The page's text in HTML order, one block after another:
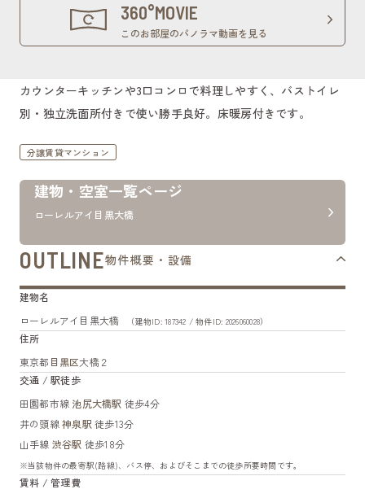
360°MOVIE
このお部屋のパノラマ動画を見る
カウンターキッチンや3口コンロで料理しやすく、バストイレ
別・独立洗面所付きで使い勝手良好。床暖房付きです。
分譲賃貸マンション
建物・空室一覧ページ
ローレルアイ目黒大橋
OUTLINE物件概要・設備
建物名
ローレルアイ目黒大橋
（建物ID: 187342 / 物件ID: 2026060028）
住所
東京都 目黒区大橋２
交通 / 駅徒歩
田園都市線 池尻大橋駅 徒歩4分
井の頭線神泉駅 徒歩13分
山手線 渋谷駅 徒歩18分
※当該物件の最寄駅(路線)、バス停、およびそこまでの徒歩所要時間です。
賃料 / 管理費